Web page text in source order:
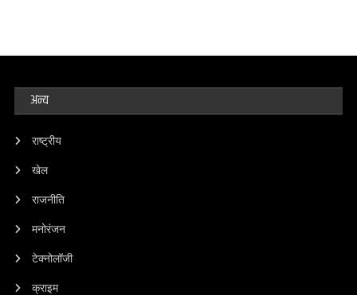
अन्य
राष्ट्रीय
खेल
राजनीति
मनोरंजन
टेक्नोलॉजी
क्राइम